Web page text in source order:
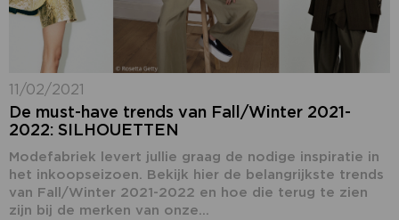
11/02/2021
De must-have trends van Fall/Winter 2021-
2022: SILHOUETTEN
Modefabriek levert jullie graag de nodige inspiratie in
het inkoopseizoen. Bekijk hier de belangrijkste trends
van Fall/Winter 2021-2022 en hoe die terug te zien
zijn bij de merken van onze...